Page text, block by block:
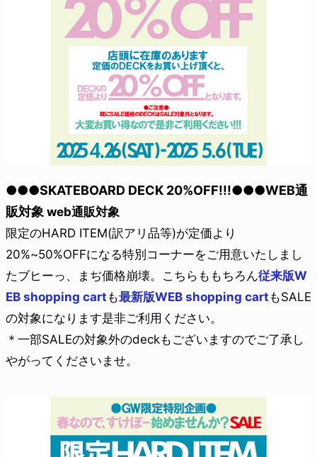
●●●SKATEBOARD DECK 20%OFF!!!●●●WEB通
販対象 web通販対象
限定のHARD ITEM(訳アリ品等)が定価より
20%~50%OFFになる特別コーナーをご用意いたしまし
たブヒーっ、まぢ価格崩壊。こちらももちろん従来版W
EB shopping cart も最新版WEB shopping cart もSALE
の対象になります是非ご利用ください。
＊一部SALEの対象外のdeckもございますのでご了承し
やがってくださいませ。